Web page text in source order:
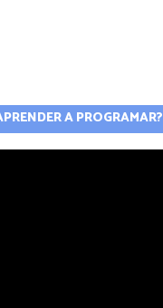
A PROGRAMAR?